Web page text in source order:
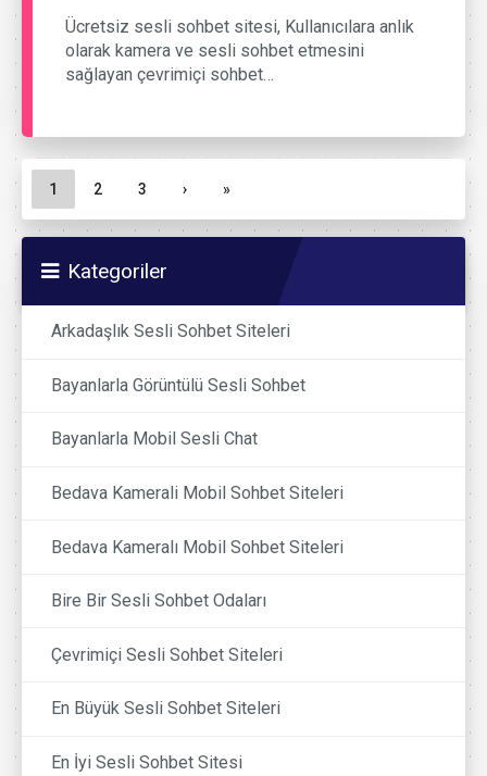
Ücretsiz sesli sohbet sitesi, Kullanıcılara anlık
olarak kamera ve sesli sohbet etmesini
sağlayan çevrimiçi sohbet…
Sayfa gezinme
Geçerli Sayfa
1 Sayfa
2 Sayfa
3 › »
Kategoriler
Arkadaşlık Sesli Sohbet Siteleri
Bayanlarla Görüntülü Sesli Sohbet
Bayanlarla Mobil Sesli Chat
Bedava Kamerali Mobil Sohbet Siteleri
Bedava Kameralı Mobil Sohbet Siteleri
Bire Bir Sesli Sohbet Odaları
Çevrimiçi Sesli Sohbet Siteleri
En Büyük Sesli Sohbet Siteleri
En İyi Sesli Sohbet Sitesi